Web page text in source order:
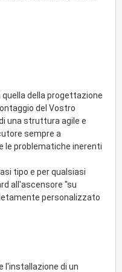
della progettazione
del Vostro
una struttura agile e
sempre a
le problematiche inerenti
tipo e per qualsiasi
all'ascensore "su
personalizzato
l'installazione di un